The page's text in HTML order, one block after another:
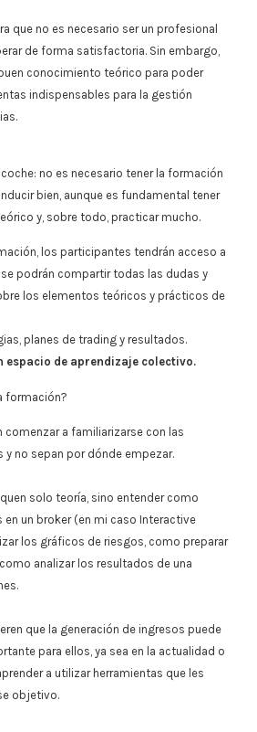
que no es necesario ser un profesional
de forma satisfactoria. Sin embargo,
conocimiento teórico para poder
indispensables para la gestión
no es necesario tener la formación
bien, aunque es fundamental tener
y, sobre todo, practicar mucho.
los participantes tendrán acceso a
podrán compartir todas las dudas y
los elementos teóricos y prácticos de
planes de trading y resultados.
espacio de aprendizaje colectivo.
formación?
comenzar a familiarizarse con las
y no sepan por dónde empezar.
solo teoría, sino entender como
en un broker (en mi caso Interactive
los gráficos de riesgos, como preparar
analizar los resultados de una
que la generación de ingresos puede
para ellos, ya sea en la actualidad o
a utilizar herramientas que les
objetivo.